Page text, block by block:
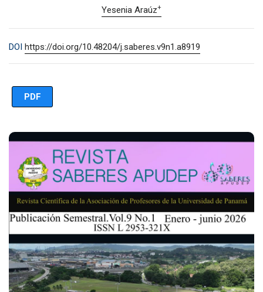
Yesenia Araúz+
DOI https://doi.org/10.48204/j.saberes.v9n1.a8919
PDF
Imagen de portada